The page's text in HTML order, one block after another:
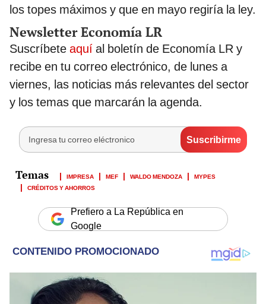
los topes máximos y que en mayo regiría la ley.
Newsletter Economía LR
Suscríbete aquí al boletín de Economía LR y
recibe en tu correo electrónico, de lunes a
viernes, las noticias más relevantes del sector
y los temas que marcarán la agenda.
IMPRESA MEF WALDO MENDOZA
MYPES
CRÉDITOS Y AHORROS
Prefiero a La República en
Google